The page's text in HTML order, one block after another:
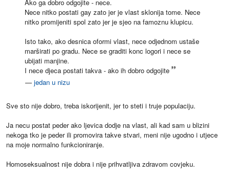
Ako ga dobro odgojite - nece.
Nece nitko postati gay zato jer je vlast sklonija tome. Nece
nitko promijeniti spol zato jer je sjeo na famoznu klupicu.
Isto tako, ako desnica oformi vlast, nece odjednom ustaše
marširati po gradu. Nece se graditi konc logori i nece se
ubijati manjine.
I nece djeca postati takva - ako ih dobro odgojite
— jedan u nizu
Sve sto nije dobro, treba iskorijenit, jer to steti i truje populaciju.
Ja necu postat peder ako ljevica dodje na vlast, ali kad sam u blizini
nekoga tko je peder ili promovira takve stvari, meni nije ugodno i utjece
na moje normalno funkcioniranje.
Homoseksualnost nije dobra i nije prihvatljiva zdravom covjeku.